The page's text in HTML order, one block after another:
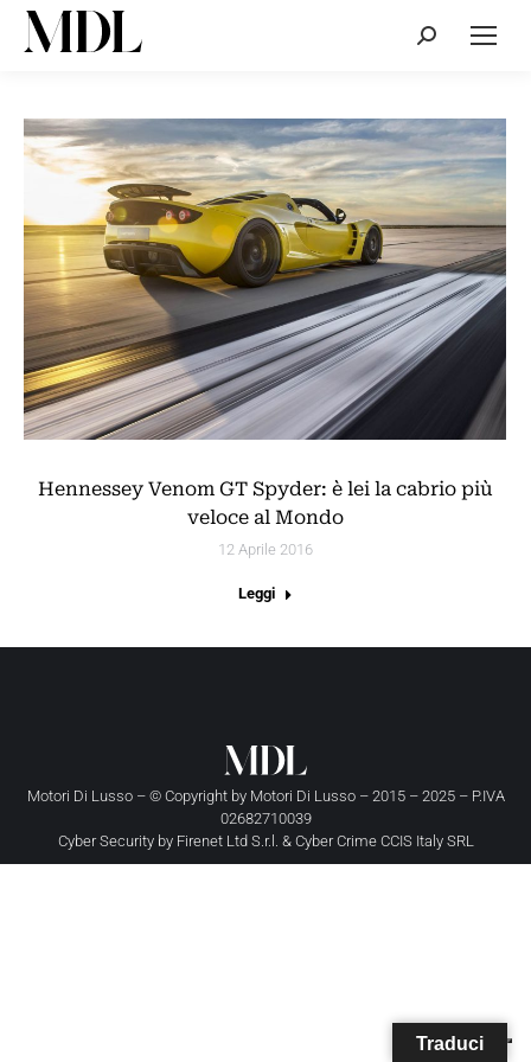
Cerca:
Hennessey Venom GT Spyder: è lei la cabrio più
veloce al Mondo
12 Aprile 2016
Leggi
Motori Di Lusso – © Copyright by Motori Di Lusso– 2015 – 2025 – P.IVA
02682710039
Cyber Security by Firenet Ltd S.r.l. & Cyber Crime CCIS Italy SRL
Traduci